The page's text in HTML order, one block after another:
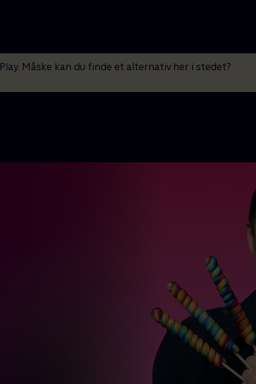
Måske kan du finde et alternativ her i stedet?